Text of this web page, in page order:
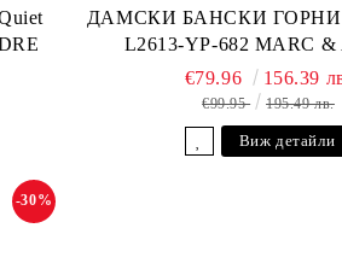
ДАМСКИ БАНСКИ
L2613-YP-682 MARC &
€79.96
156.39
€99.95 195.49 лв.
Виж детайли
-30%